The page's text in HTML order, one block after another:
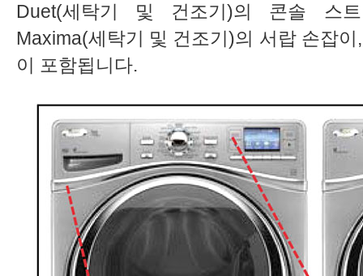
Duet(세탁기 및 건조기)의 콘솔 스
Maxima(세탁기 및 건조기)의 서랍 손잡
이 포함됩니다.